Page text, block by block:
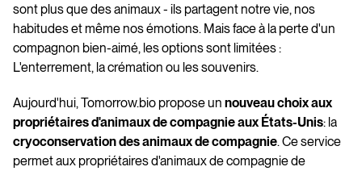
sont plus que des animaux - ils partagent notre vie, nos
habitudes et même nos émotions. Mais face à la perte d'un
compagnon bien-aimé, les options sont limitées :
L'enterrement, la crémation ou les souvenirs.
Aujourd'hui, Tomorrow.bio propose un nouveau choix aux
propriétaires d'animaux de compagnie aux États-Unis: la
cryoconservation des animaux de compagnie. Ce service
permet aux propriétaires d'animaux de compagnie de